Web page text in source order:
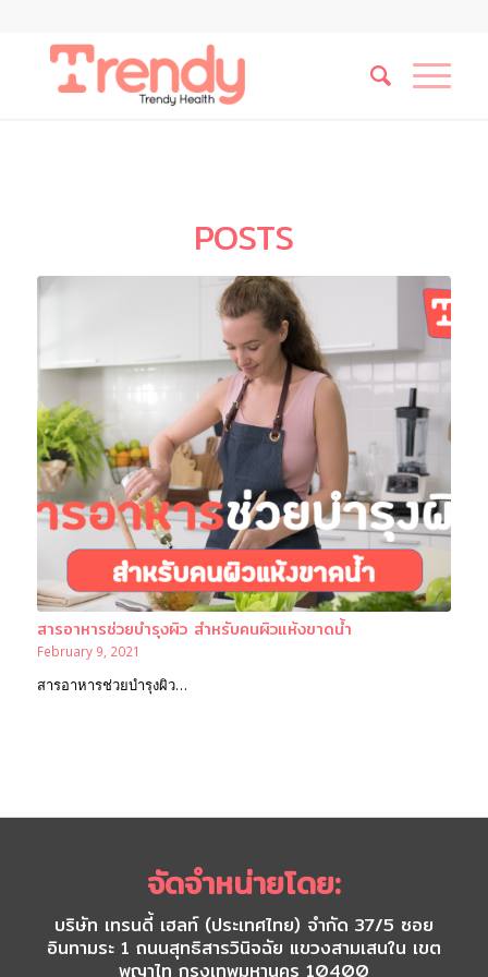
POSTS
สารอาหารช่วยบำรุงผิว สำหรับคนผิวแห้งขาดน้ำ
February 9, 2021
สารอาหารช่วยบำรุงผิว…
จัดจำหน่ายโดย:
บริษัท เทรนดี้ เฮลท์ (ประเทศไทย) จำกัด 37/5 ซอย
อินทามระ 1 ถนนสุทธิสารวินิจฉัย แขวงสามเสนใน เขต
พญาไท กรุงเทพมหานคร 10400